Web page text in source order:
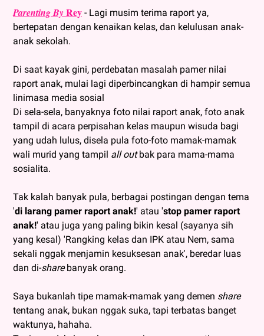
Parenting ByRey - Lagi musim terima raport ya,
bertepatan dengan kenaikan kelas, dan kelulusan anak-
anak sekolah.
Di saat kayak gini, perdebatan masalah pamer nilai
raport anak, mulai lagi diperbincangkan di hampir semua
linimasa media sosial
Di sela-sela, banyaknya foto nilai raport anak, foto anak
tampil di acara perpisahan kelas maupun wisuda bagi
yang udah lulus, disela pula foto-foto mamak-mamak
wali murid yang tampil all outbak para mama-mama
sosialita.
Tak kalah banyak pula, berbagai postingan dengan tema
'di larang pamer raport anak!' atau 'stop pamer raport
anak!' atau juga yang paling bikin kesal (sayanya sih
yang kesal) 'Rangking kelas dan IPK atau Nem, sama
sekali nggak menjamin kesuksesan anak', beredar luas
dan di-sharebanyak orang.
Saya bukanlah tipe mamak-mamak yang demen share
tentang anak, bukan nggak suka, tapi terbatas banget
waktunya, hahaha.